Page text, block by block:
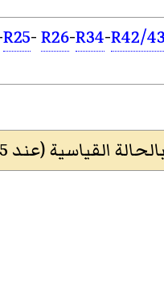
R25-R26-R34-R42/43
25 °س و 100 كيلوباسكال)